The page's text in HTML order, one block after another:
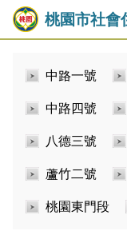
桃園市社會
中路一號
中路四號
八德三號
蘆竹二號
桃園東門段